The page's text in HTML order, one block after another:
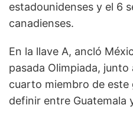
estadounidenses y el 6
canadienses.
En la llave A, ancló
pasada Olimpiada, junto
cuarto miembro de este
definir entre Guatemala